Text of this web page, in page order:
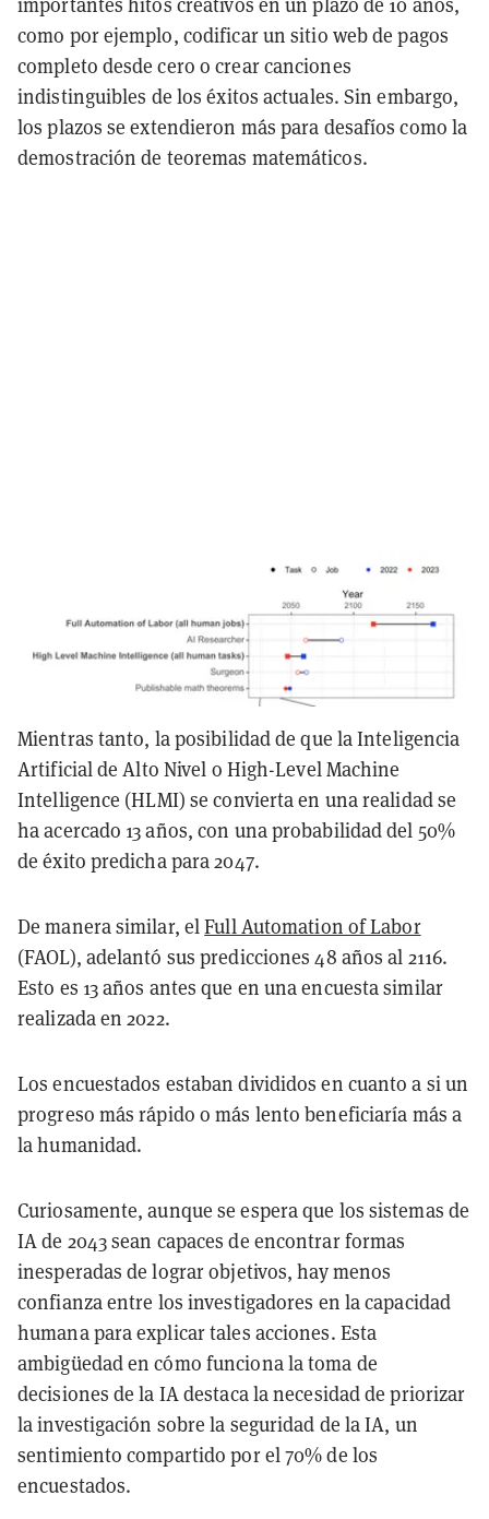
como por ejemplo, codificar un sitio web de pagos
completo desde cero o crear canciones
indistinguibles de los éxitos actuales. Sin embargo,
los plazos se extendieron más para desafíos como la
demostración de teoremas matemáticos.
Mientras tanto, la posibilidad de que la Inteligencia
Artificial de Alto Nivel o High-Level Machine
Intelligence (HLMI) se convierta en una realidad se
ha acercado 13 años, con una probabilidad del 50%
de éxito predicha para 2047.
De manera similar, elFull Automation of Labor
(FAOL), adelantó sus predicciones 48 años al 2116.
Esto es 13 años antes que en una encuesta similar
realizada en 2022.
Los encuestados estaban divididos en cuanto a si un
progreso más rápido o más lento beneficiaría más a
la humanidad.
Curiosamente, aunque se espera que los sistemas de
IA de 2043 sean capaces de encontrar formas
inesperadas de lograr objetivos, hay menos
confianza entre los investigadores en la capacidad
humana para explicar tales acciones. Esta
ambigüedad en cómo funciona la toma de
decisiones de la IA destaca la necesidad de priorizar
la investigación sobre la seguridad de la IA, un
sentimiento compartido por el 70% de los
encuestados.